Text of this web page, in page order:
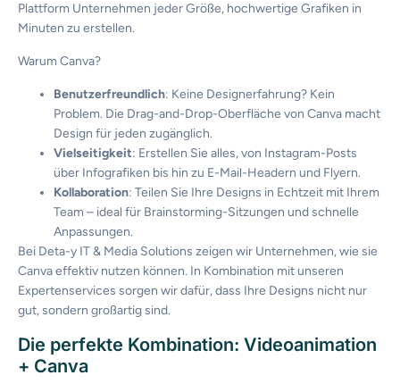
Plattform Unternehmen jederGröße, hochwertige Grafiken in
Minuten zu erstellen.
Warum Canva?
Benutzerfreundlich: Keine Designerfahrung? Kein
Problem. Die Drag-and-Drop-Oberfläche von Canva macht
Design für jeden zugänglich.
Vielseitigkeit: Erstellen Sie alles, von Instagram-Posts
über Infografiken bis hin zu E-Mail-Headern und Flyern.
Kollaboration: Teilen Sie Ihre Designs in Echtzeit mit Ihrem
Team – ideal für Brainstorming-Sitzungen und schnelle
Anpassungen.
Bei Deta-y IT & Media Solutions zeigen wir Unternehmen, wie sie
Canvaeffektiv nutzen können. In Kombination mit unseren
Expertenservices sorgen wir dafür, dass Ihre Designs nicht nur
gut, sondern großartig sind.
Die perfekte Kombination: Videoanimation
+ Canva